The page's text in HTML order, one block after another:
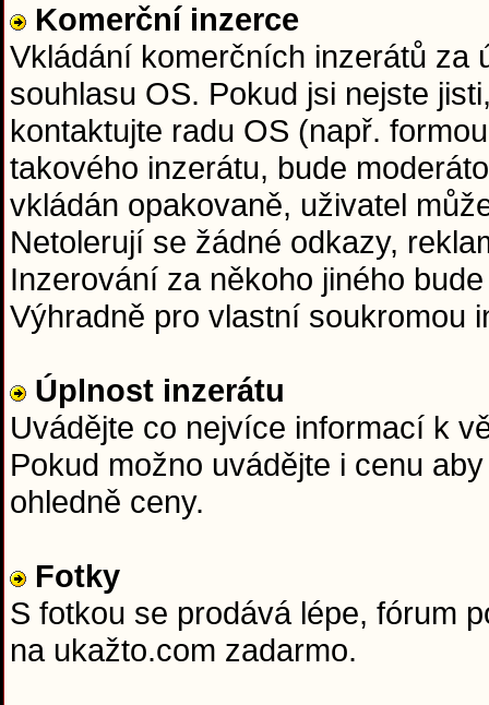
Komerční inzerce
Vkládání komerčních inzerátů za
souhlasu OS. Pokud jsi nejste
kontaktujte radu OS (např.
takového inzerátu, bude
vkládán opakovaně, uživatel
Netolerují se žádné odkazy,
Inzerování za někoho jiného
Výhradně pro vlastní soukromou
Úplnost inzerátu
Uvádějte co nejvíce informací k
Pokud možno uvádějte i cenu
ohledně ceny.
Fotky
S fotkou se prodává lépe, fórum
na ukažto.com zadarmo.